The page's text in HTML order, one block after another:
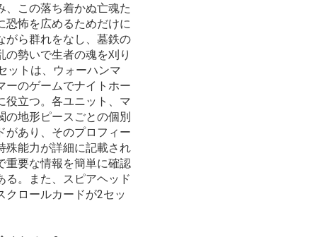
、この落ち着かぬ亡魂た
恐怖を広めるためだけに
がら群れをなし、墓鉄の
勢いで生者の魂を刈り
ットは、ウォーハンマ
ーのゲームでナイトホー
役立つ。各ユニット、マ
の地形ピースごとの個別
があり、そのプロフィー
殊能力が詳細に記載され
重要な情報を簡単に確認
る。また、スピアヘッド
クロールカードが2セッ